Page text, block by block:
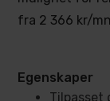
fra 2 366 kr/
Egenskaper
Tilpasset